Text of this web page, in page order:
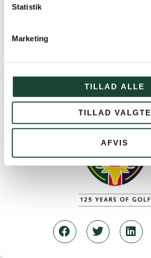
Statistik
Marketing
TILLAD ALLE
TILLAD VALGTE
AFVIS